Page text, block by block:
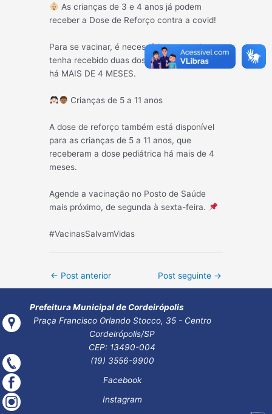
As crianças de 3 e 4 anos já podem
receber a Dose de Reforço contra a covid!
Para se vacinar, é necessário que a criança
tenha recebido duas doses da Pfizer Baby
há MAIS DE 4 MESES.
Crianças de 5 a 11 anos
A dose de reforço também está disponível
para as crianças de 5 a 11 anos, que
receberam a dose pediátrica há mais de 4
meses.
Agende a vacinação no Posto de Saúde
mais próximo, de segunda à sexta-feira.
#VacinasSalvamVidas
Post
← Post anterior Post seguinte →
Prefeitura Municipal de Cordeirópolis
Praça Francisco Orlando Stocco, 35 - Centro
Cordeirópolis/SP
CEP: 13490-004
(19) 3556-9900
Facebook
Instagram